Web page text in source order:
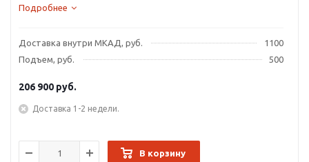
покрытием. КНР из МДФ с многослойным глянцевым
Подробнее
Доставка внутри МКАД, руб.
1100
Подъем, руб.
500
206 900 руб.
Доставка 1-2 недели.
В корзину